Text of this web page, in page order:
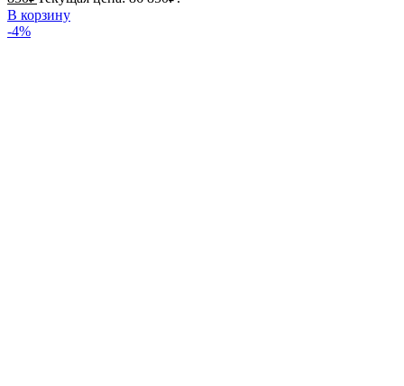
В корзину
-4%